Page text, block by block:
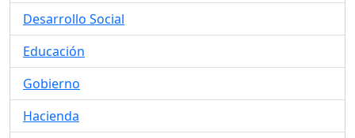
Desarrollo Social
Educación
Gobierno
Hacienda